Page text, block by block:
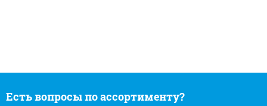
Есть вопросы по ассортименту?